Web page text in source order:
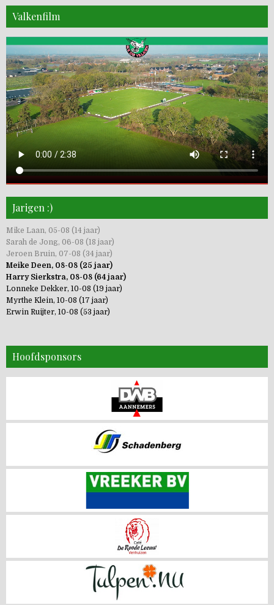
Valkenfilm
Jarigen :)
Mike Laan, 05-08 (14 jaar)
Sarah de Jong, 06-08 (18 jaar)
Jeroen Bruin, 07-08 (34 jaar)
Meike Deen, 08-08 (25 jaar)
Harry Sierkstra, 08-08 (64 jaar)
Lonneke Dekker, 10-08 (19 jaar)
Myrthe Klein, 10-08 (17 jaar)
Erwin Ruijter, 10-08 (53 jaar)
Hoofdsponsors